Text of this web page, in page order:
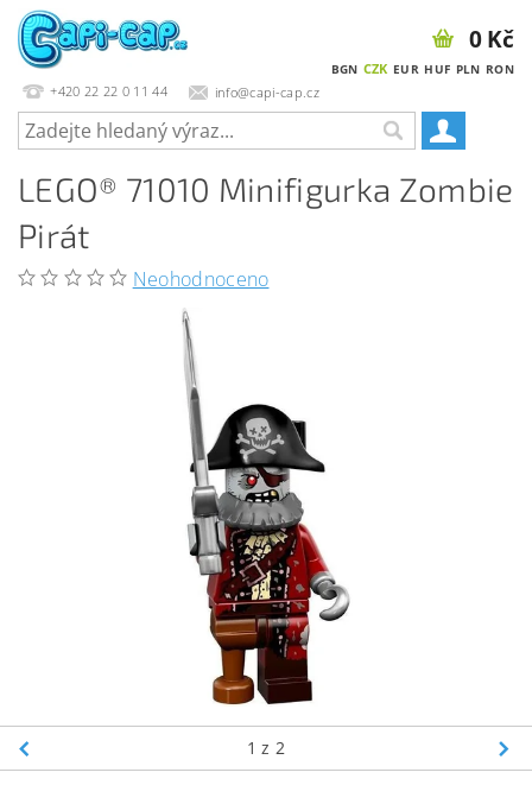
+420 22 22 0 11 44 info@capi-cap.cz
BGN CZK EUR HUF PLN RON
0 Kč
LEGO® 71010 Minifigurka Zombie
Pirát
Neohodnoceno
1 z 2